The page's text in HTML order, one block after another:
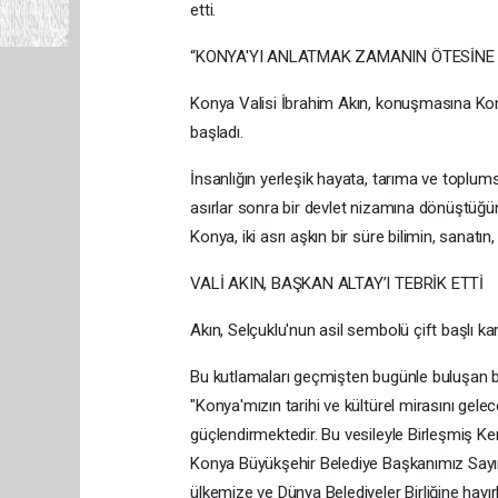
etti.
“KONYA'YI ANLATMAK ZAMANIN ÖTESİNE
Konya Valisi İbrahim Akın, konuşmasına
başladı.
İnsanlığın yerleşik hayata, tarıma ve
asırlar sonra bir devlet nizamına
Konya, iki asrı aşkın bir süre bilimin,
VALİ AKIN, BAŞKAN ALTAY’I TEBRİK ETTİ
Akın, Selçuklu'nun asil sembolü çift başlı
Bu kutlamaları geçmişten bugünle buluşan
"Konya'mızın tarihi ve kültürel mirasını
güçlendirmektedir. Bu vesileyle Birleşmiş
Konya Büyükşehir Belediye Başkanımız
ülkemize ve Dünya Belediyeler Birliğine